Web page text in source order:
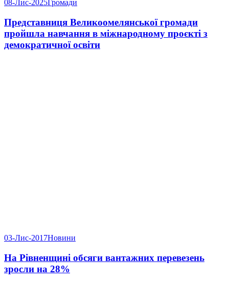
08-Лис-2025 Громади
Представниця Великоомелянської громади
пройшла навчання в міжнародному проєкті з
демократичної освіти
03-Лис-2017Новини
На Рівненщині обсяги вантажних перевезень
зросли на 28%